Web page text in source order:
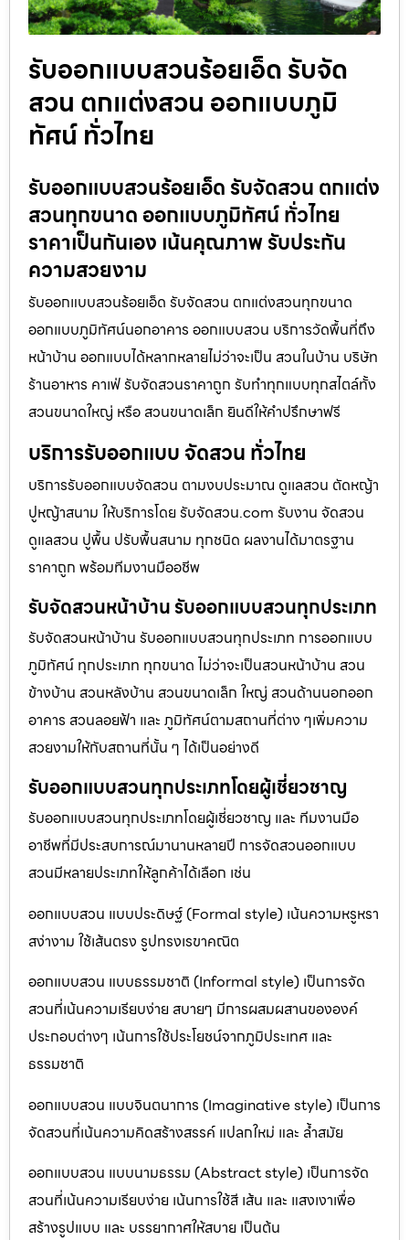
รับออกแบบสวนร้อยเอ็ด รับจัด
สวน ตกแต่งสวน ออกแบบภูมิ
ทัศน์ ทั่วไทย
รับออกแบบสวนร้อยเอ็ด รับจัดสวน ตกแต่ง
สวนทุกขนาด ออกแบบภูมิทัศน์ ทั่วไทย
ราคาเป็นกันเอง เน้นคุณภาพ รับประกัน
ความสวยงาม
รับออกแบบสวนร้อยเอ็ด รับจัดสวน ตกแต่งสวนทุกขนาด
ออกแบบภูมิทัศน์นอกอาคาร ออกแบบสวน บริการวัดพื้นที่ถึง
หน้าบ้าน ออกแบบได้หลากหลายไม่ว่าจะเป็น สวนในบ้าน บริษัท
ร้านอาหาร คาเฟ่ รับจัดสวนราคาถูก รับทำทุกแบบทุกสไตล์ทั้ง
สวนขนาดใหญ่ หรือ สวนขนาดเล็ก ยินดีให้คำปรึกษาฟรี
บริการรับออกแบบ จัดสวน ทั่วไทย
บริการรับออกแบบจัดสวน ตามงบประมาณ ดูเเลสวน ตัดหญ้า
ปูหญ้าสนาม ให้บริการโดย รับจัดสวน.com รับงาน จัดสวน
ดูแลสวน ปูพื้น ปรับพื้นสนาม ทุกชนิด ผลงานได้มาตรฐาน
ราคาถูก พร้อมทีมงานมืออชีพ
รับจัดสวนหน้าบ้าน รับออกแบบสวนทุกประเภท
รับจัดสวนหน้าบ้าน รับออกแบบสวนทุกประเภท การออกแบบ
ภูมิทัศน์ ทุกประเภท ทุกขนาด ไม่ว่าจะเป็นสวนหน้าบ้าน สวน
ข้างบ้าน สวนหลังบ้าน สวนขนาดเล็ก ใหญ่ สวนด้านนอกออก
อาคาร สวนลอยฟ้า และ ภูมิทัศน์ตามสถานที่ต่าง ๆเพิ่มความ
สวยงามให้กับสถานที่นั้น ๆ ได้เป็นอย่างดี
รับออกแบบสวนทุกประเภทโดยผู้เชี่ยวชาญ
รับออกแบบสวนทุกประเภทโดยผู้เชี่ยวชาญ และ ทีมงานมือ
อาชีพที่มีประสบการณ์มานานหลายปี การจัดสวนออกแบบ
สวนมีหลายประเภทให้ลูกค้าได้เลือก เช่น
ออกแบบสวน แบบประดิษฐ์ (Formal style) เน้นความหรูหรา
สง่างาม ใช้เส้นตรง รูปทรงเรขาคณิต
ออกแบบสวน แบบธรรมชาติ (Informal style) เป็นการจัด
สวนที่เน้นความเรียบง่าย สบายๆ มีการผสมผสานขององค์
ประกอบต่างๆ เน้นการใช้ประโยชน์จากภูมิประเทศ และ
ธรรมชาติ
ออกแบบสวน แบบจินตนาการ (Imaginative style) เป็นการ
จัดสวนที่เน้นความคิดสร้างสรรค์ แปลกใหม่ และ ล้ำสมัย
ออกแบบสวน แบบนามธรรม (Abstract style) เป็นการจัด
สวนที่เน้นความเรียบง่าย เน้นการใช้สี เส้น และ แสงเงาเพื่อ
สร้างรูปแบบ และ บรรยากาศให้สบาย เป็นต้น